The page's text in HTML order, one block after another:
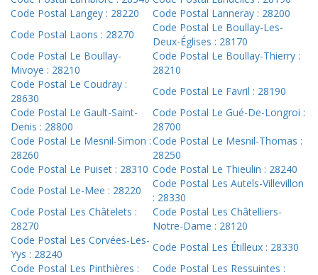
Code Postal Langey : 28220
Code Postal Lanneray : 28200
Code Postal Laons : 28270
Code Postal Le Boullay-Les-
Deux-Églises : 28170
Code Postal Le Boullay-
Mivoye : 28210
Code Postal Le Boullay-Thierry :
28210
Code Postal Le Coudray :
28630
Code Postal Le Favril : 28190
Code Postal Le Gault-Saint-
Denis : 28800
Code Postal Le Gué-De-Longroi :
28700
Code Postal Le Mesnil-Simon :
28260
Code Postal Le Mesnil-Thomas :
28250
Code Postal Le Puiset : 28310 Code Postal Le Thieulin : 28240
Code Postal Le-Mee : 28220
Code Postal Les Autels-Villevillon
: 28330
Code Postal Les Châtelets :
28270
Code Postal Les Châtelliers-
Notre-Dame : 28120
Code Postal Les Corvées-Les-
Yys : 28240
Code Postal Les Étilleux : 28330
Code Postal Les Pinthières :
Code Postal Les Ressuintes :